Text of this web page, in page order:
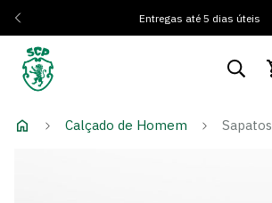
Entregas até 5 dias úteis
Calçado de Homem